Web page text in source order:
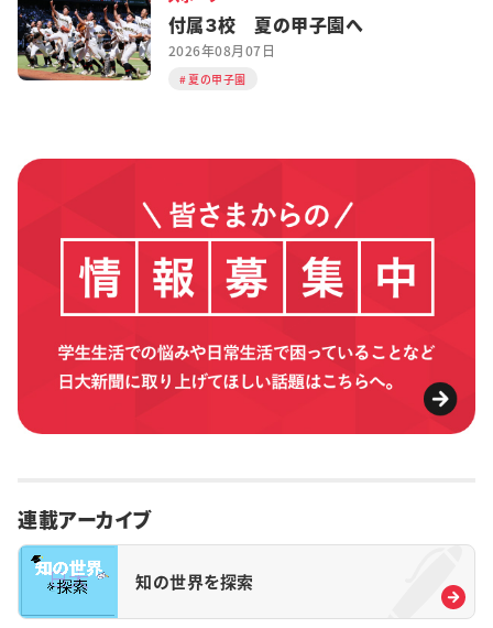
付属３校 夏の甲子園へ
2026年08月07日
夏の甲子園
連載アーカイブ
知の世界を探索